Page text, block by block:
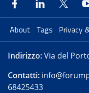
About Tags Privacy
Indirizzo:Via del
Contatti:
68425433